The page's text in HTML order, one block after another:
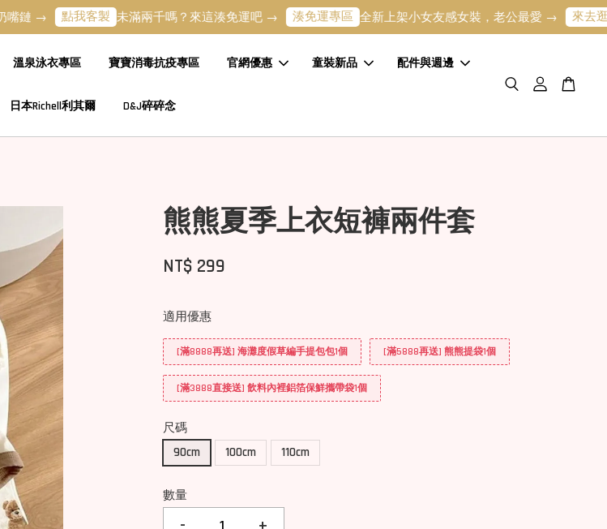
點我客製 未滿兩千嗎？來這湊免運吧 → 湊免運專區 全新上架小女友感女裝，老公最愛 → 來去逛逛 寶寶
溫泉泳衣專區 寶寶消毒抗疫專區 官網優惠 童裝新品 配件與週邊
日本Richell利其爾 D&J碎碎念
熊熊夏季上衣短褲兩件套
NT$ 299
適用優惠
[滿8888再送] 海灘度假草編手提包包1個 [滿5888再送] 熊熊提袋1個
[滿3888直接送] 飲料內裡鋁箔保鮮攜帶袋1個
尺碼
90cm
100cm 110cm
數量